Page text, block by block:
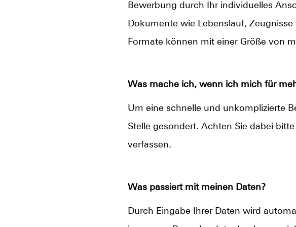
Bewerbung durch Ihr individuelles
Dokumente wie Lebenslauf,
Formate können mit einer Größe von
Was mache ich, wenn ich mich für
Um eine schnelle und unkomplizierte
Stelle gesondert. Achten Sie dabei
verfassen.
Was passiert mit meinen Daten?
Durch Eingabe Ihrer Daten wird